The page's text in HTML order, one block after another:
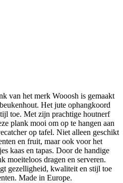
van het merk Wooosh is gemaakt
Het jute ophangkoord
toe. Met zijn prachtige houtnerf
plank mooi om op te hangen aan
op tafel. Niet alleen geschikt
en fruit, maar ook voor het
kaas en tapas. Door de handige
moeiteloos dragen en serveren.
gezelligheid, kwaliteit en stijl toe
Made in Europe.